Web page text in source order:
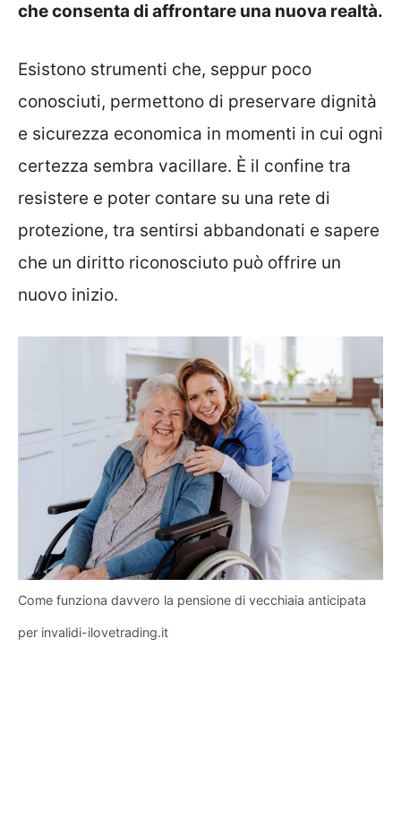
che consenta di affrontare una nuova realtà.
Esistono strumenti che, seppur poco
conosciuti, permettono di preservare dignità
e sicurezza economica in momenti in cui ogni
certezza sembra vacillare. È il confine tra
resistere e poter contare su una rete di
protezione, tra sentirsi abbandonati e sapere
che un diritto riconosciuto può offrire un
nuovo inizio.
Come funziona davvero la pensione di vecchiaia anticipata
per invalidi-ilovetrading.it